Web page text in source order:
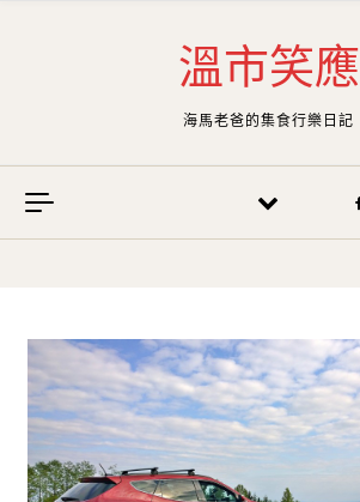
溫市笑應
海馬老爸的集食行樂日記